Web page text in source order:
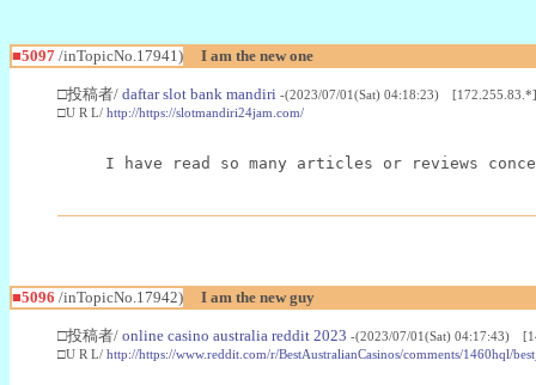
■5097 /inTopicNo.17941) I am the new one
□投稿者/ daftar slot bank mandiri -(2023/07/01(Sat) 04:18:23) [172.255.83.*]
□U R L/ http://https://slotmandiri24jam.com/
I have read so many articles or reviews
■5096 /inTopicNo.17942) I am the new guy
□投稿者/ online casino australia reddit 2023 -(2023/07/01(Sat) 04:17:43)
□U R L/ http://https://www.reddit.com/r/BestAustralianCasinos/comments/1460hql/